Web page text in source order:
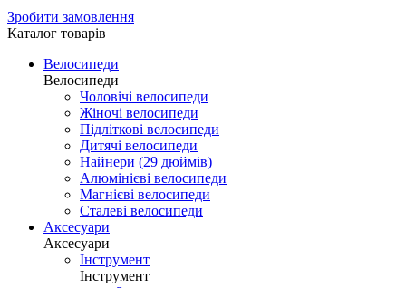
Зробити замовлення
Каталог товарiв
Велосипеди
Велосипеди
Чоловічі велосипеди
Жіночі велосипеди
Підліткові велосипеди
Дитячі велосипеди
Найнери (29 дюймів)
Алюмінієві велосипеди
Магнієві велосипеди
Сталеві велосипеди
Аксесуари
Аксесуари
Інструмент
Інструмент